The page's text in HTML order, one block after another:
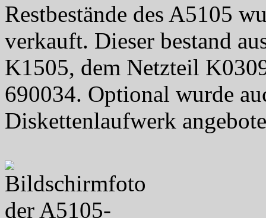
Restbestände des A5105
verkauft. Dieser bestand
K1505, dem Netzteil
690034. Optional wurde
Diskettenlaufwerk